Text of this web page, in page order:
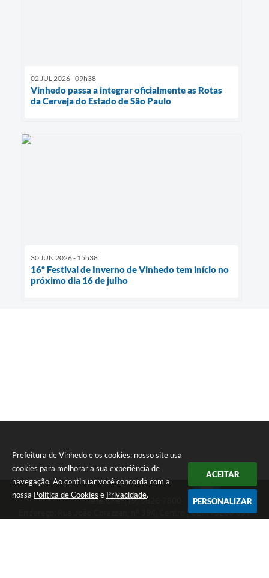
Prefeitura de Vinhedo e os cookies: nosso site usa
cookies para melhorar a sua experiência de
navegação. Ao continuar você concorda com a
nossa Política de Cookies e Privacidade.
ACEITAR
PERSONALIZAR
02 JUL 2026 - 09h38
Vinhedo passa a integrar oficialmente as Rotas
da Cerveja do Estado de São Paulo
30 JUN 2026 - 15h38
16º Festival de Inverno de Vinhedo tem início no
próximo dia 16 de julho
Telefone: (19) 3826-7800
Endereço: Rua João Corazzari, nº 394, Centro | CEP: 13280-091